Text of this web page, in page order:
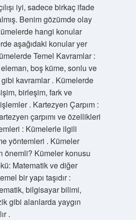
iyi, sadece birkaç ifade
Benim gözümde olay
hangi konular
aşağıdaki konular yer
Temel Kavramlar :
eleman, boş küme, sonlu ve
kavramlar . Kümelerde
birleşim, fark ve
. Kartezyen Çarpım :
çarpımı ve özellikleri
: Kümelerle ilgili
yöntemleri . Kümeler
önemli? Kümeler konusu
Matematik ve diğer
bir yapı taşıdır :
bilgisayar bilimi,
gibi alanlarda yaygın
.